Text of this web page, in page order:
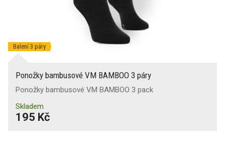
Balení 3 páry
Ponožky bambusové VM BAMBOO 3 páry
Ponožky bambusové VM BAMBOO 3 pack
Skladem
195 Kč